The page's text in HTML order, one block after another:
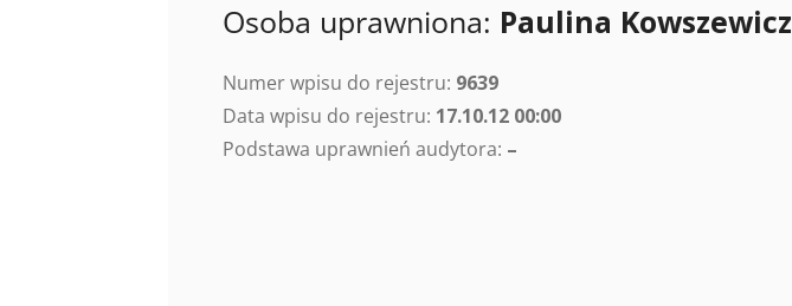
Osoba uprawniona: Paulina Kowszewicz
Numer wpisu do rejestru: 9639
Data wpisu do rejestru: 17.10.12 00:00
Podstawa uprawnień audytora: –